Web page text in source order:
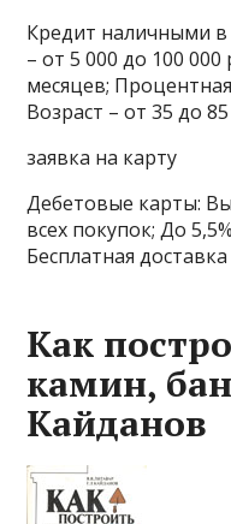
Кредит наличными
– от 5 000 до 100
месяцев;
Возраст – от 35 до 85
заявка на карту
Дебетовые карты:
всех покупок; До
Бесплатная
Как
камин,
Кайданов